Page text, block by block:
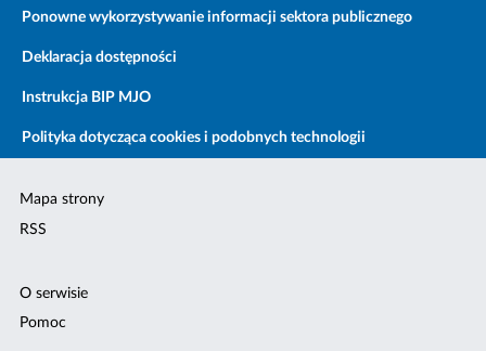
Ponowne wykorzystywanie informacji sektora publicznego
Deklaracja dostępności
Instrukcja BIP MJO
Polityka dotycząca cookies i podobnych technologii
Mapa strony
RSS
O serwisie
Pomoc